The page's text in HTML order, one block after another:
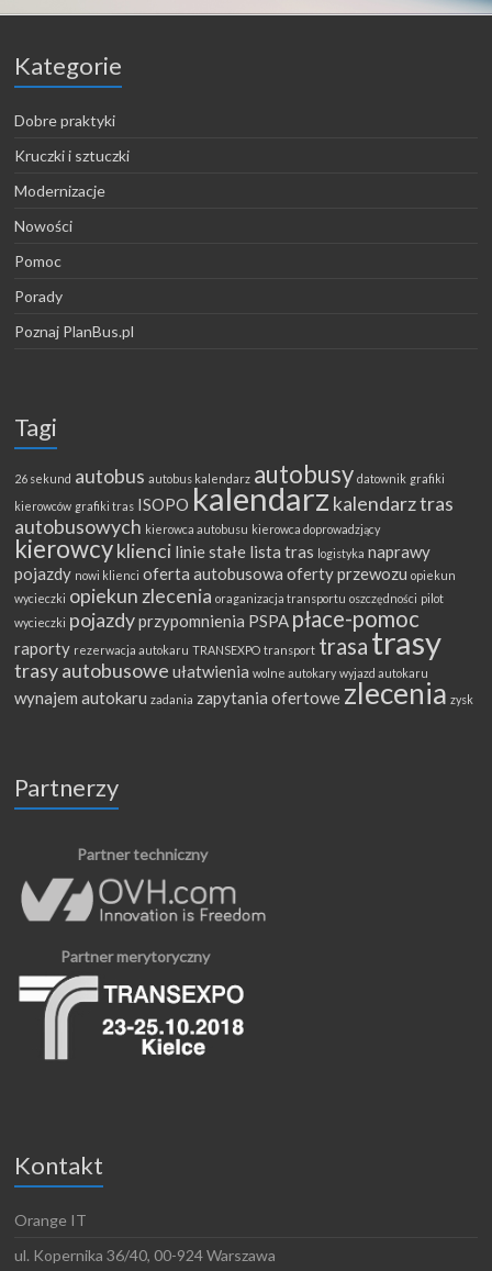
Kategorie
Dobre praktyki
Kruczki i sztuczki
Modernizacje
Nowości
Pomoc
Porady
Poznaj PlanBus.pl
Tagi
26 sekund autobus autobus kalendarz autobusy datownik grafiki
kierowców grafiki tras ISOPO kalendarz kalendarz tras
autobusowych kierowca autobusu kierowca doprowadzjący
kierowcyklienci linie stałe lista tras logistyka naprawy
pojazdy nowi klienci oferta autobusowa oferty przewozu opiekun
wycieczki opiekun zlecenia oraganizacja transportu oszczędności pilot
wycieczki pojazdyprzypomnienia PSPA płace-pomoc
raporty rezerwacja autokaru TRANSEXPO transport trasa trasy
trasy autobusowe ułatwienia wolne autokary wyjazd autokaru
wynajem autokaru zadania zapytania ofertowe zlecenia zysk
Partnerzy
Partner techniczny
Partner merytoryczny
Kontakt
Orange IT
ul. Kopernika 36/40, 00-924 Warszawa